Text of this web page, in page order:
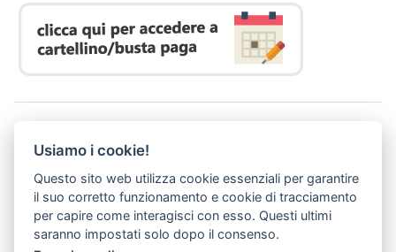
P. I. 05913670484 | C. F. 94164020482
Domicilio digitale:
dsutoscana@postacert.toscana.it
(abilitato alla ricezione di soli messaggi di posta elettronica certificata)
Usiamo i cookie!
Questo sito web utilizza cookie essenziali per garantire
il suo corretto funzionamento e cookie di tracciamento
per capire come interagisci con esso. Questi ultimi
saranno impostati solo dopo il consenso.